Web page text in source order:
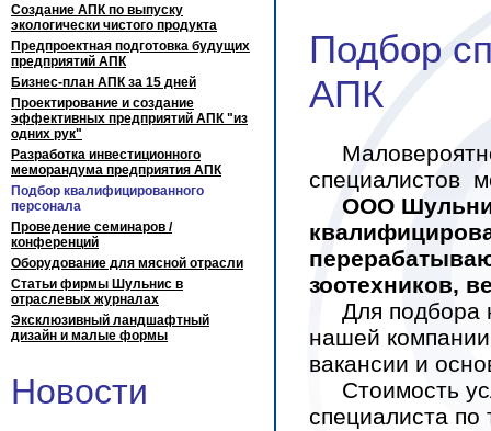
Создание АПК по выпуску
экологически чистого продукта
Предпроектная подготовка будущих
предприятий АПК
Бизнес-план АПК за 15 дней
Проектирование и создание
эффективных предприятий АПК "из
одних рук"
Разработка инвестиционного
меморандума предприятия АПК
Подбор квалифицированного
персонала
Проведение семинаров /
конференций
Оборудование для мясной отрасли
Статьи фирмы Шульнис в
отраслевых журналах
Эксклюзивный ландшафтный
дизайн и малые формы
Новости
Подбор
АПК
специалистов
ООО
зоотехников,
Для подбора
нашей
вакансии и
Стоимость
специалиста по